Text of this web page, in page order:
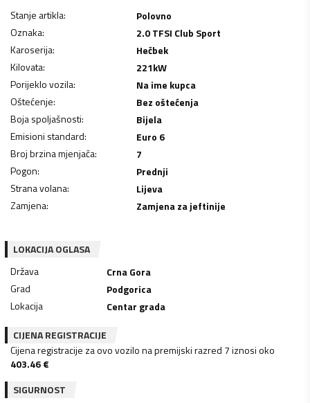
Stanje artikla:
Polovno
Oznaka:
2.0 TFSI Club Sport
Karoserija:
Hečbek
Kilovata: 221kW
Porijeklo vozila:
Na ime kupca
Oštećenje:
Bez oštećenja
Boja spoljašnosti:
Bijela
Emisioni standard:
Euro 6
Broj brzina mjenjača:
7
Pogon:
Prednji
Strana volana:
Lijeva
Zamjena: Zamjena za jeftinije
LOKACIJA OGLASA
Država
Crna Gora
Grad
Podgorica
Lokacija
Centar grada
CIJENA REGISTRACIJE
Cijena registracije za ovo vozilo na premijski razred 7 iznosi oko
403.46€
SIGURNOST